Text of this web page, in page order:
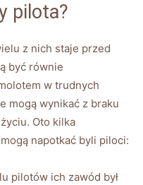
pilota?
z ​nich staje przed
być równie
w trudnych
mogą wynikać z braku
Oto kilka
napotkać byli piloci:
pilotów ich zawód był